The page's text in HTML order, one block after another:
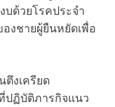
บด้วยโรคประจำ
องชายผู้ยืนหยัดเพื่อ
งเครียด
ปฏิบัติภารกิจแนว